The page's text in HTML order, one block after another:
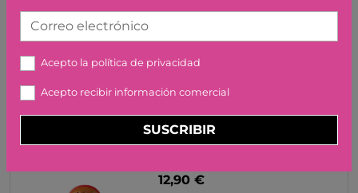
12,90 €
Correo electrónico
Acepto la política de privacidad
Acepto recibir información comercial
SUSCRIBIR